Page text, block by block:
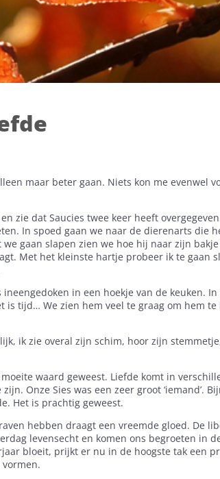
maar beter gaan. Niets kon me evenwel
zie dat Saucies twee keer heeft
In spoed gaan we naar de dierenarts die
gaan slapen zien we hoe hij naar zijn
Met het kleinste hartje probeer ik te gaan
ineengedoken in een hoekje van de keuken.
is tijd… We zien hem veel te graag om hem
ik zie overal zijn schim, hoor zijn
waard geweest. Liefde komt in
Onze Sies was een zeer groot ‘iemand’.
Het is prachtig geweest.
hebben draagt een vreemde gloed. De
levensecht en komen ons begroeten in
bloeit, prijkt er nu in de hoogste tak een